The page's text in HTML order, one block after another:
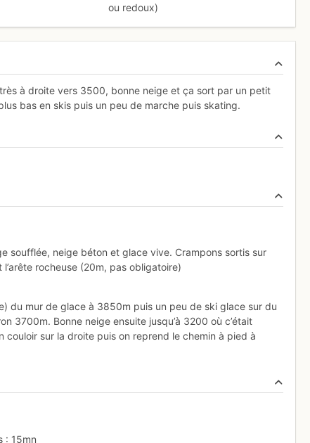
ou redoux)
à droite vers 3500, bonne neige et ça sort par un petit
bas en skis puis un peu de marche puis skating.
soufflée, neige béton et glace vive. Crampons sortis sur
rocheuse (20m, pas obligatoire)
du mur de glace à 3850m puis un peu de ski glace sur du
3700m. Bonne neige ensuite jusqu’à 3200 où c’était
sur la droite puis on reprend le chemin à pied à
: 15mn